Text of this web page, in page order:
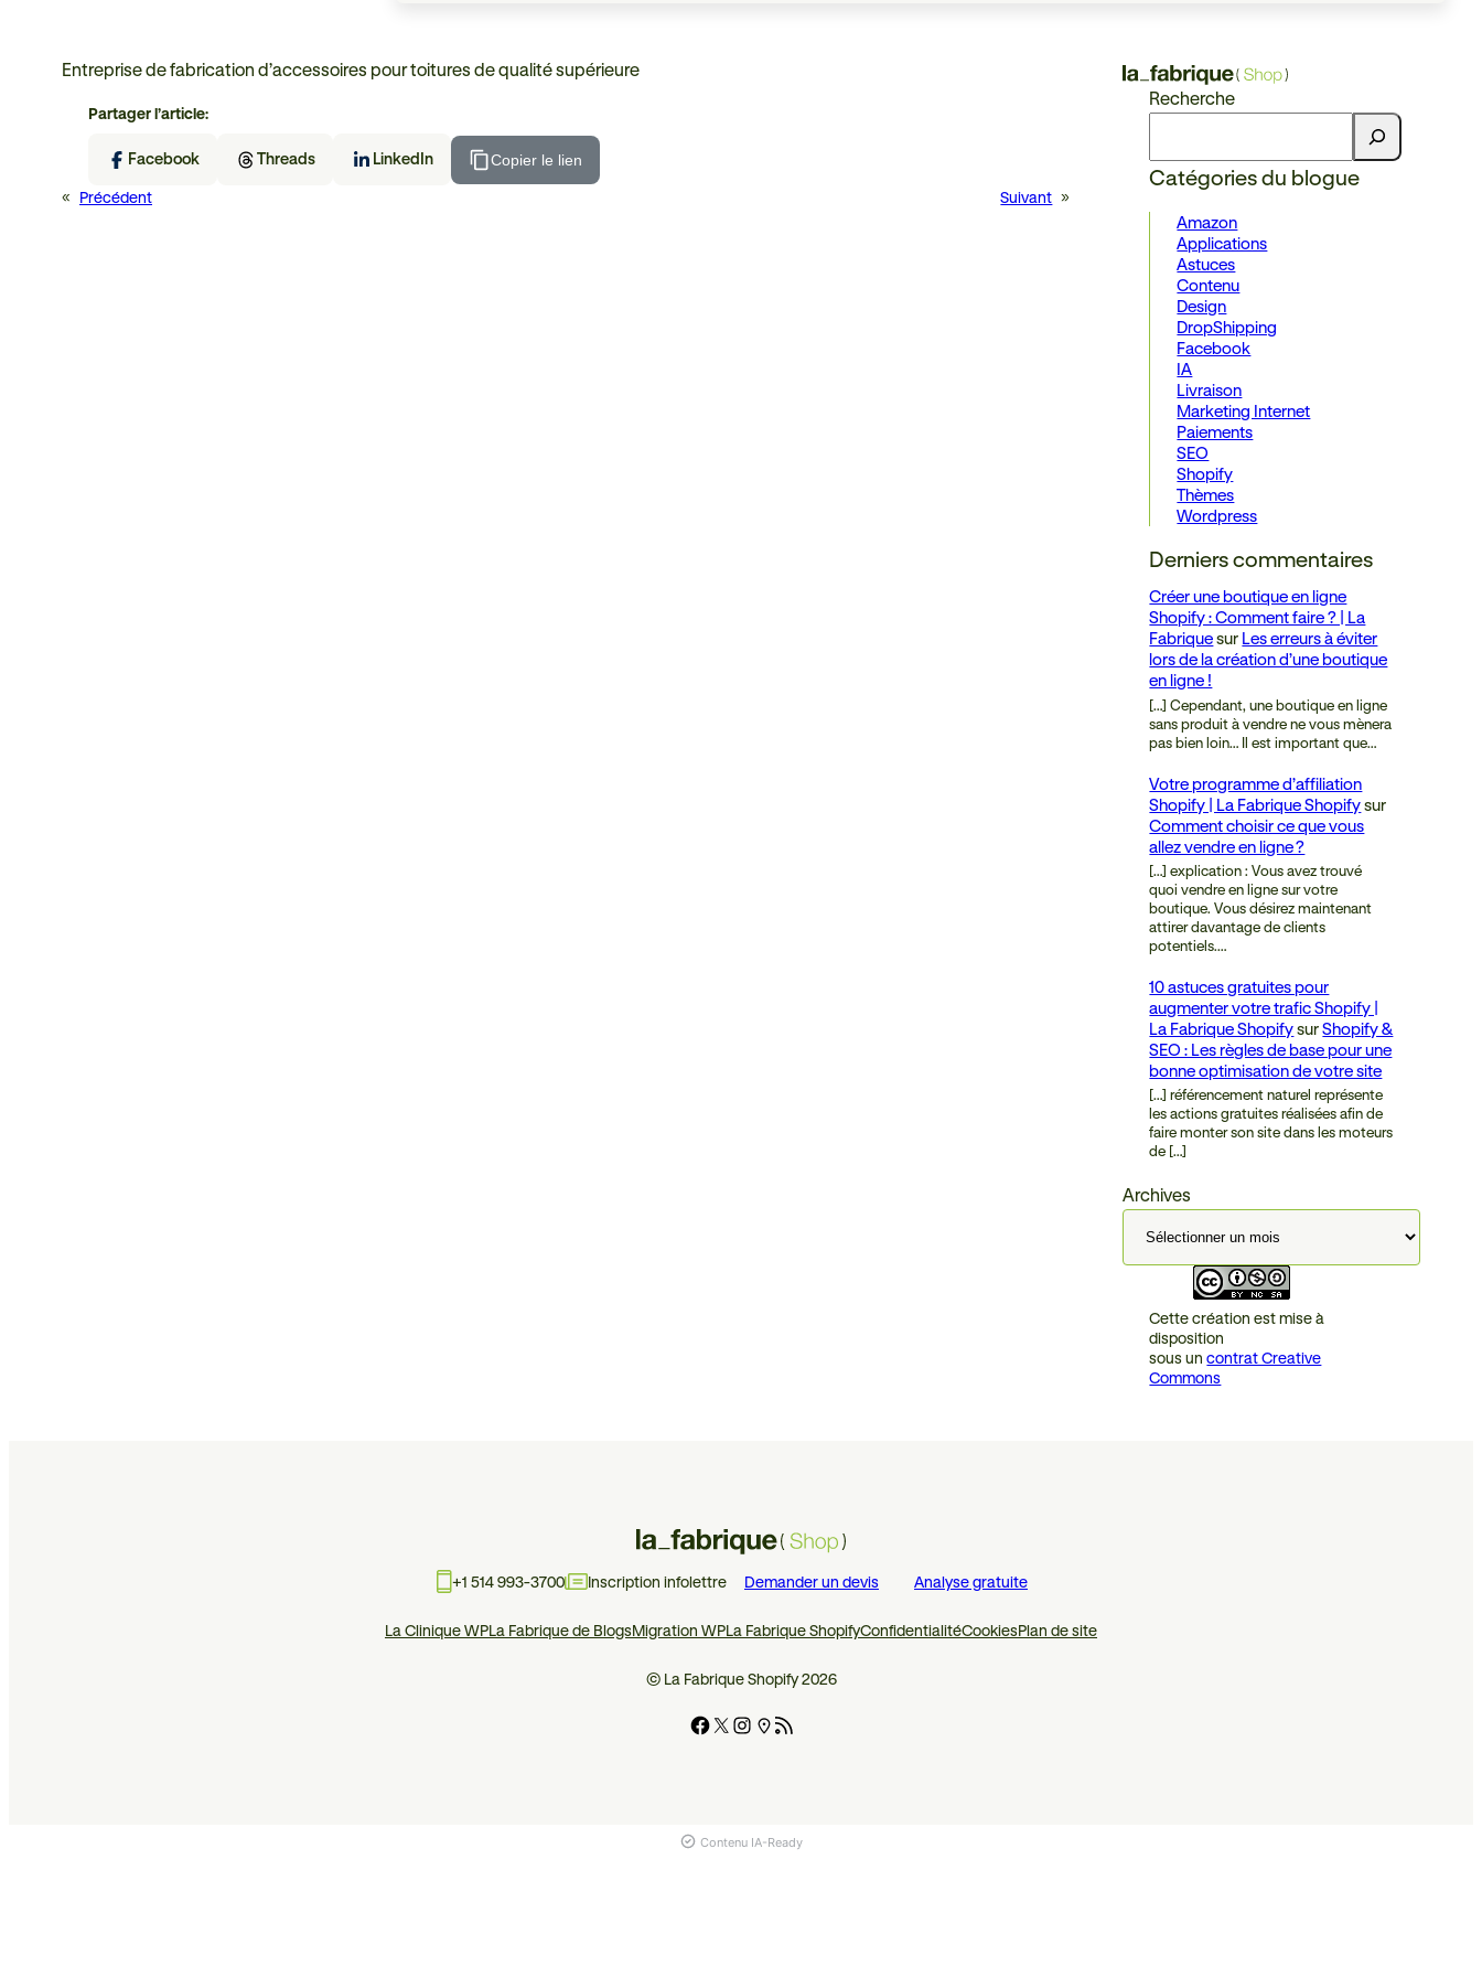
Entreprise de fabrication d’accessoires pour toitures de qualité supérieure
Partager l’article:
Facebook Threads LinkedIn Copier le lien
« Précédent Suivant »
Recherche
Catégories du blogue
Amazon
Applications
Astuces
Contenu
Design
DropShipping
Facebook
IA
Livraison
Marketing Internet
Paiements
SEO
Shopify
Thèmes
Wordpress
Derniers commentaires
Créer une boutique en ligne
Shopify : Comment faire ? | La
Fabriquesur Les erreurs à éviter
lors de la création d’une boutique
en ligne !
[…] Cependant, une boutique en ligne
sans produit à vendre ne vous mènera
pas bien loin… Il est important que…
Votre programme d’affiliation
Shopify | La Fabrique Shopifysur
Comment choisir ce que vous
allez vendre en ligne ?
[…] explication : Vous avez trouvé
quoi vendre en ligne sur votre
boutique. Vous désirez maintenant
attirer davantage de clients
potentiels.…
10 astuces gratuites pour
augmenter votre trafic Shopify |
La Fabrique ShopifysurShopify &
SEO : Les règles de base pour une
bonne optimisation de votre site
[…] référencement naturel représente
les actions gratuites réalisées afin de
faire monter son site dans les moteurs
de […]
Archives
Cette création est mise à
disposition
sous uncontrat Creative
Commons
+1 514 993-3700 Inscription infolettre Demander un devis Analyse gratuite
La Clinique WPLa Fabrique de BlogsMigration WPLa Fabrique ShopifyConfidentialitéCookiesPlan de site
© La Fabrique Shopify 2026
Contenu IA-Ready